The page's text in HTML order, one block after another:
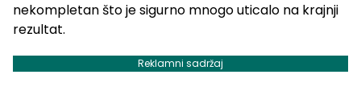
nekompletan što je sigurno mnogo uticalo na krajnji
rezultat.
Reklamni sadržaj